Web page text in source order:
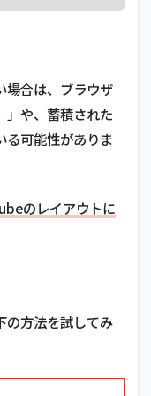
場合は、ブラウザ
」や、蓄積された
る可能性がありま
のレイアウトに
の方法を試してみ